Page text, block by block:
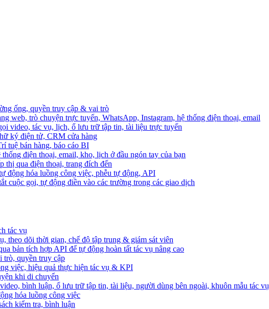
ống, quyền truy cập & vai trò
web, trò chuyện trực tuyến, WhatsApp, Instagram, hệ thống điện thoại, email
video, tác vụ, lịch, ổ lưu trữ tập tin, tài liệu trực tuyến
ký điện tử, CRM cửa hàng
tuệ bán hàng, báo cáo BI
điện thoại, email, kho, lịch ở đầu ngón tay của bạn
thị qua điện thoại, trang đích đến
động hóa luồng công việc, phễu tự động, API
cuộc gọi, tự động điền vào các trường trong các giao dịch
tác vụ
theo dõi thời gian, chế độ tập trung & giám sát viên
bản tích hợp API để tự động hoàn tất tác vụ nâng cao
trò, quyền truy cập
việc, hiệu quả thực hiện tác vụ & KPI
khi di chuyển
bình luận, ổ lưu trữ tập tin, tài liệu, người dùng bên ngoài, khuôn mẫu tác vụ
hóa luồng công việc
kiểm tra, bình luận